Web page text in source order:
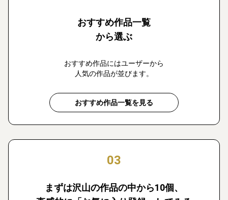
おすすめ作品一覧
から選ぶ
おすすめ作品にはユーザーから
人気の作品が並びます。
おすすめ作品一覧を見る
03
まずは沢山の作品の中から10個、